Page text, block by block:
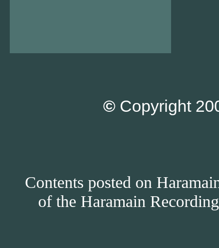
© Copyright
Contents posted on
of the Haramain